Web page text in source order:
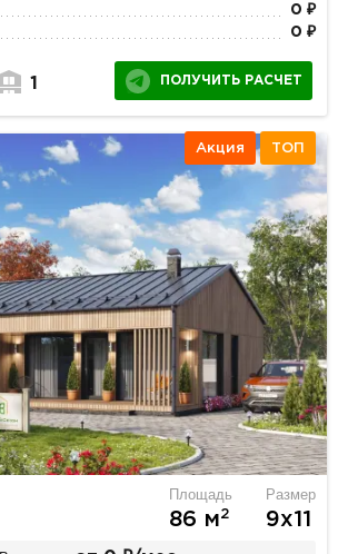
0 ₽
0 ₽
1 ПОЛУЧИТЬ РАСЧЕТ
Акция ТОП
Площадь
86 м2
Размер
9х11